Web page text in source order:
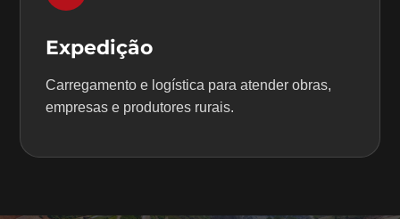
Expedição
Carregamento e logística para atender obras,
empresas e produtores rurais.